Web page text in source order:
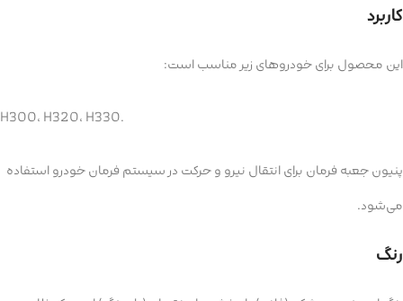
کاربرد
این محصول برای خودروهای زیر مناسب است:
H300، H320، H330.
پنیون جعبه فرمان برای انتقال نیرو و حرکت در سیستم فرمان خودرو استفاده
می‌شود.
رنگ